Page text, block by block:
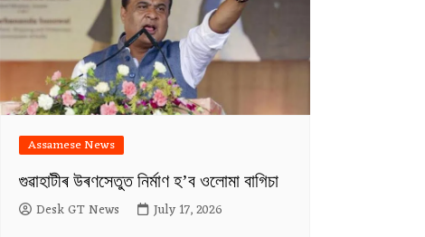
Assamese News
গুৱাহাটীৰ উৰণসেতুত নিৰ্মাণ হ’ব ওলোমা বাগিচা
Desk GT News July 17, 2026